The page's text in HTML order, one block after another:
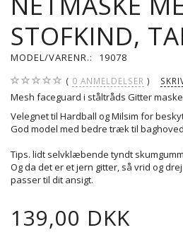
STOFKIND,
MODEL/VARENR.: 19078
0 ANMELDELSER
Mesh faceguard i ståltråds Gitter
Velegnet til Hardball og Milsim for
God model med bedre træk til
Tips. lidt selvklæbende tyndt
Og da det er et jern gitter, så vrid og
passer til dit ansigt.
139,00 DKK